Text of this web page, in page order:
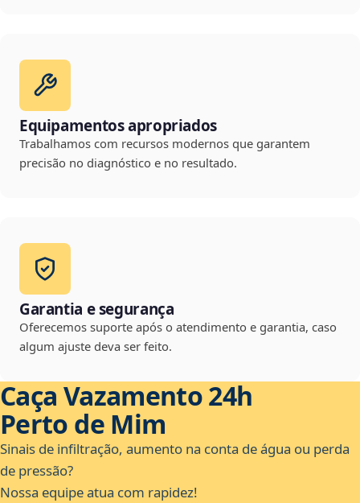
Equipamentos apropriados
Trabalhamos com recursos modernos que garantem
precisão no diagnóstico e no resultado.
Garantia e segurança
Oferecemos suporte após o atendimento e garantia, caso
algum ajuste deva ser feito.
Caça Vazamento 24h
Perto de Mim
Sinais de infiltração, aumento na conta de água ou perda
de pressão?
Nossa equipe atua com rapidez!